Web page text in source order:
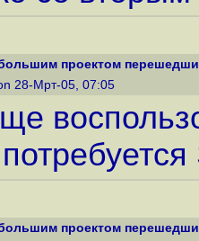
проектом
28-Мрт-05, 07:05
проектом